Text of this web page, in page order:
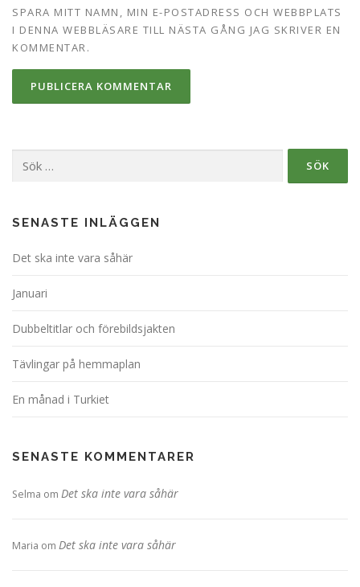
SPARA MITT NAMN, MIN E-POSTADRESS OCH WEBBPLATS
I DENNA WEBBLÄSARE TILL NÄSTA GÅNG JAG SKRIVER EN
KOMMENTAR.
efter:
SENASTE INLÄGGEN
Det ska inte vara såhär
Januari
Dubbeltitlar och förebildsjakten
Tävlingar på hemmaplan
En månad i Turkiet
SENASTE KOMMENTARER
Selma om Det ska inte vara såhär
Maria om Det ska inte vara såhär